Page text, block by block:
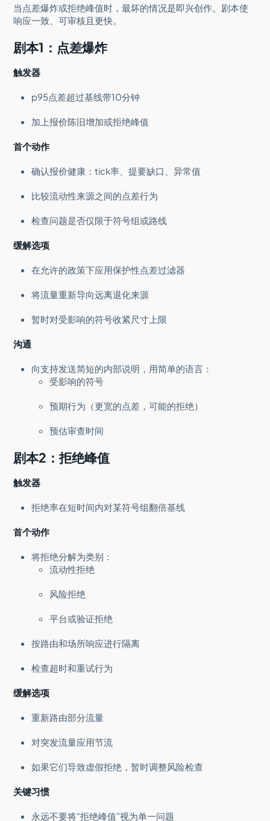
当点差爆炸或拒绝峰值时，最坏的情况是即兴创作。剧本使
响应一致、可审核且更快。
剧本1：点差爆炸
触发器
p95点差超过基线带10分钟
加上报价陈旧增加或拒绝峰值
首个动作
确认报价健康：tick率、提要缺口、异常值
比较流动性来源之间的点差行为
检查问题是否仅限于符号组或路线
缓解选项
在允许的政策下应用保护性点差过滤器
将流量重新导向远离退化来源
暂时对受影响的符号收紧尺寸上限
沟通
向支持发送简短的内部说明，用简单的语言：
受影响的符号
预期行为（更宽的点差，可能的拒绝）
预估审查时间
剧本2：拒绝峰值
触发器
拒绝率在短时间内对某符号组翻倍基线
首个动作
将拒绝分解为类别：
流动性拒绝
风险拒绝
平台或验证拒绝
按路由和场所响应进行隔离
检查超时和重试行为
缓解选项
重新路由部分流量
对突发流量应用节流
如果它们导致虚假拒绝，暂时调整风险检查
关键习惯
永远不要将“拒绝峰值”视为单一问题